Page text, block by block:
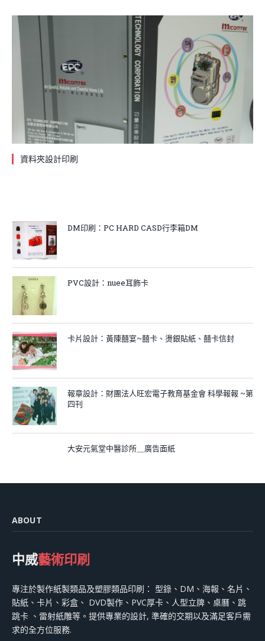
資料夾設計印刷
DM印刷：PC HARD CASD行李箱DM
PVC設計：nuee耳飾卡
卡片設計：黃陳囍宴~囍卡、燙銀貼紙、囍卡信封
報章設計：財團法人旺宏電子教育基金會 科學報報 ~第
四刊
大安元氣堂中醫診所＿廣告面紙
ABOUT
中威藝術印刷
專注於製作紙製類品及塑膠類品印刷： 型錄、DM、海報、名片、
貼紙、卡片、彩盒、 DVD製作、PVC厚卡、人型立牌、桌曆、跳
跳卡 、雷射紙雕等。提供專業的設計, 準確的交期以及滿足客戶需
求的全方位服務.